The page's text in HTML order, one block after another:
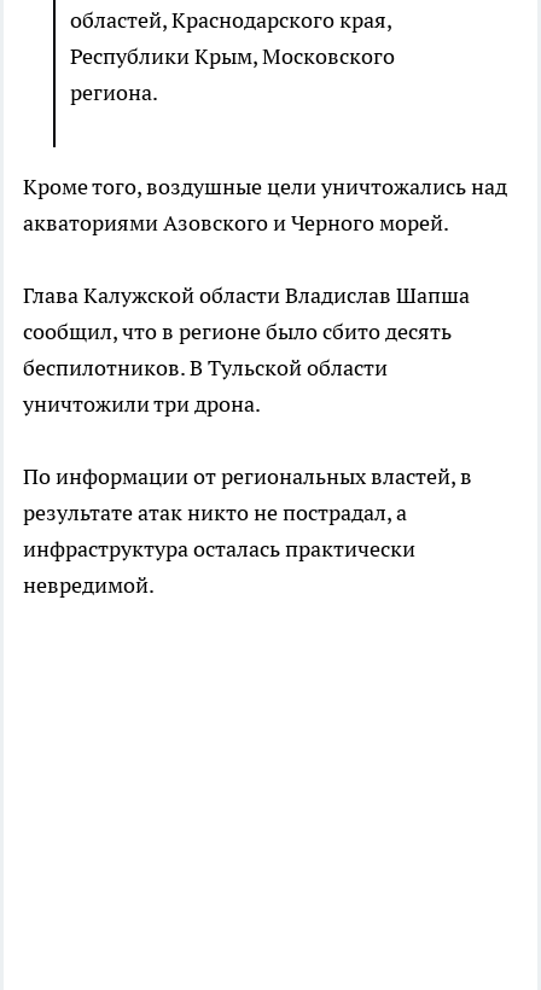
областей, Краснодарского края,
Республики Крым, Московского
региона.
Кроме того, воздушные цели уничтожались над
акваториями Азовского и Черного морей.
Глава Калужской области Владислав Шапша
сообщил, что в регионе было сбито десять
беспилотников. В Тульской области
уничтожили три дрона.
По информации от региональных властей, в
результате атак никто не пострадал, а
инфраструктура осталась практически
невредимой.